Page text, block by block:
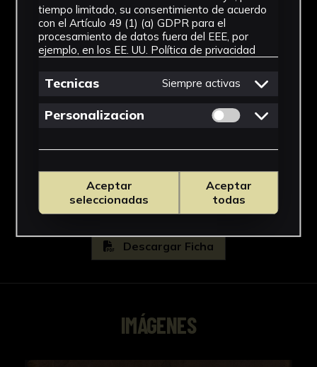
Cronología
1740
Ubicación
Biblioteca Rector Machado
Procedencia
Biblioteca de la Casa de Osuna
Ver más
Descargar Ficha
IMÁGENES
tiempo limitado, su consentimiento de acuerdo
con el Artículo 49 (1) (a) GDPR para el
procesamiento de datos fuera del EEE, por
ejemplo, en los EE. UU. Política de privacidad
Tecnicas Siempre activas
Personalizacion Permitir cookies
Aceptar
seleccionadas
Aceptar
todas